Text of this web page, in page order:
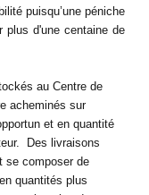
puisqu’une péniche
plus d'une centaine de
au Centre de
acheminés sur
et en quantité
Des livraisons
se composer de
quantités plus